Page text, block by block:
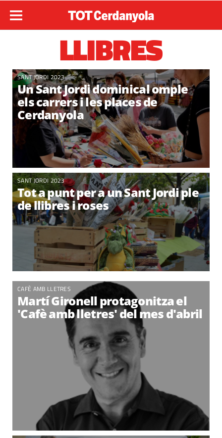
LLIBRES
SANT JORDI 2023
Un Sant Jordi dominical omple
els carrers i les places de
Cerdanyola
SANT JORDI 2023
Tot a punt per a un Sant Jordi ple
de llibres i roses
CAFÈ AMB LLETRES
Martí Gironell protagonitza el
'Cafè amb lletres' del mes d'abril